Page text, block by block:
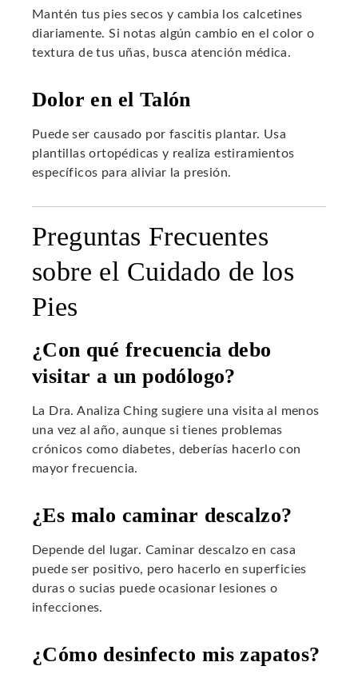
Mantén tus pies secos y cambia los calcetines
diariamente. Si notas algún cambio en el color o
textura de tus uñas, busca atención médica.
Dolor en el Talón
Puede ser causado por fascitis plantar. Usa
plantillas ortopédicas y realiza estiramientos
específicos para aliviar la presión.
Preguntas Frecuentes
sobre el Cuidado de los
Pies
¿Con qué frecuencia debo
visitar a un podólogo?
La Dra. Analiza Ching sugiere una visita al menos
una vez al año, aunque si tienes problemas
crónicos como diabetes, deberías hacerlo con
mayor frecuencia.
¿Es malo caminar descalzo?
Depende del lugar. Caminar descalzo en casa
puede ser positivo, pero hacerlo en superficies
duras o sucias puede ocasionar lesiones o
infecciones.
¿Cómo desinfecto mis zapatos?